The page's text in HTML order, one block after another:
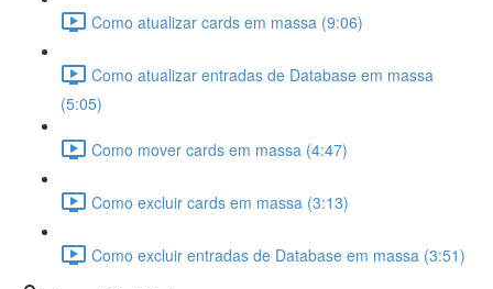
Como atualizar cards em massa (9:06)
Como atualizar entradas de Database em massa
(5:05)
Como mover cards em massa (4:47)
Como excluir cards em massa (3:13)
Como excluir entradas de Database em massa (3:51)